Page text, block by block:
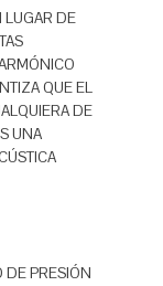
LUGAR DE
QUE EL
DE
UNA
DE PRESIÓN